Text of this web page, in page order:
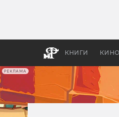
РЕКЛАМА
КНИГИ КИНО